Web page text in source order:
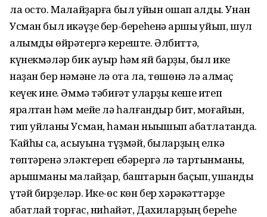
ла осто. Малайҙарға был уйын оҡшап ҡалды. Унан
Усман был икәүҙе бер-береһенә ҡаршы ҡуйып, шул
алымды өйрәтергә кереште. Әлбиттә,
күнекмәләр бик ауыр һәм яй барҙы, был ике
наҙан бер нәмәне лә ота ла, төшөнә лә алмаҫ
кеүек ине. Әммә тәбиғәт уларҙы кеше итеп
яралтҡан һәм мейе лә һалғандыр бит, моғайын,
тип уйланы Усман, һаман ныҡышып ҡабатлатҡанда.
Ҡайһы саҡ, асыуына түҙмәй, быларҙың елкә
төптәренә эләктереп ебәрергә лә тартынманы,
ҡарышманы малайҙар, баштарын баҫып, ҡушҡанды
үтәй бирҙеләр. Ике-өс көн бер хәрәкәттәрҙе
ҡабатлай торғас, ниһайәт, Дахиларҙың береһе